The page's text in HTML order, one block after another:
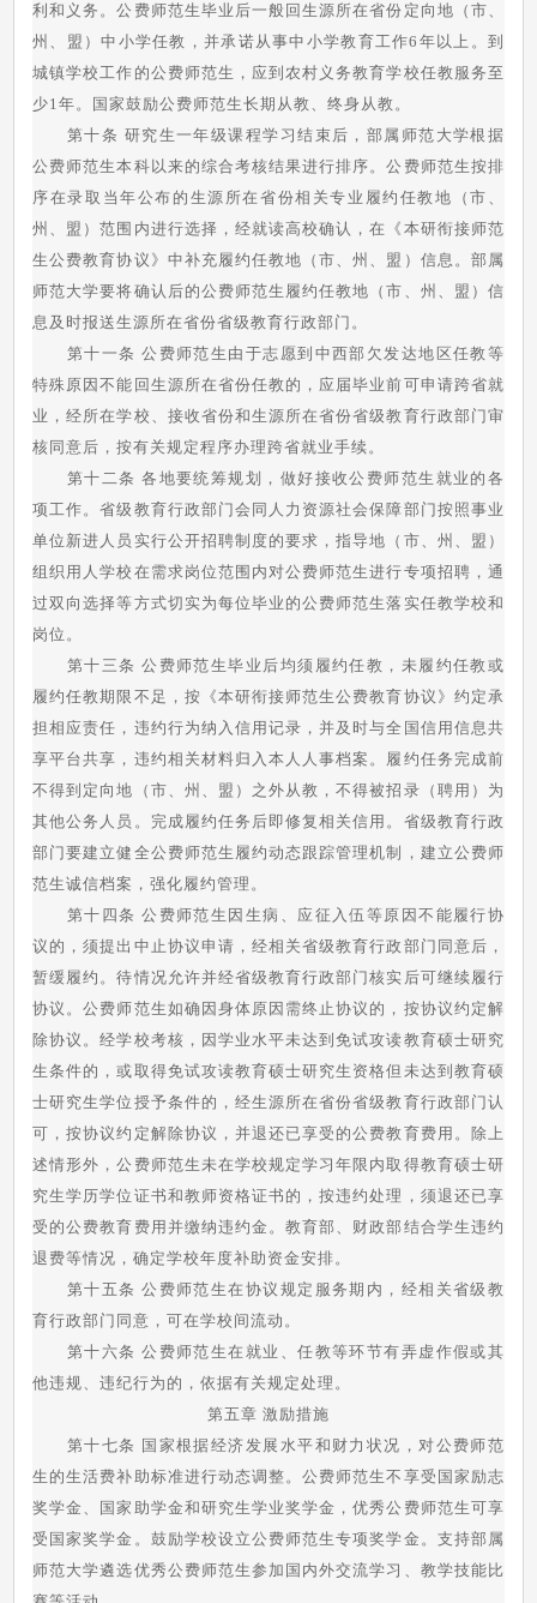
利和义务。公费师范生毕业后一般回生源所在省份定向地（市、
州、盟）中小学任教，并承诺从事中小学教育工作6年以上。到
城镇学校工作的公费师范生，应到农村义务教育学校任教服务至
少1年。国家鼓励公费师范生长期从教、终身从教。
第十条 研究生一年级课程学习结束后，部属师范大学根据
公费师范生本科以来的综合考核结果进行排序。公费师范生按排
序在录取当年公布的生源所在省份相关专业履约任教地（市、
州、盟）范围内进行选择，经就读高校确认，在《本研衔接师范
生公费教育协议》中补充履约任教地（市、州、盟）信息。部属
师范大学要将确认后的公费师范生履约任教地（市、州、盟）信
息及时报送生源所在省份省级教育行政部门。
第十一条 公费师范生由于志愿到中西部欠发达地区任教等
特殊原因不能回生源所在省份任教的，应届毕业前可申请跨省就
业，经所在学校、接收省份和生源所在省份省级教育行政部门审
核同意后，按有关规定程序办理跨省就业手续。
第十二条 各地要统筹规划，做好接收公费师范生就业的各
项工作。省级教育行政部门会同人力资源社会保障部门按照事业
单位新进人员实行公开招聘制度的要求，指导地（市、州、盟）
组织用人学校在需求岗位范围内对公费师范生进行专项招聘，通
过双向选择等方式切实为每位毕业的公费师范生落实任教学校和
岗位。
第十三条 公费师范生毕业后均须履约任教，未履约任教或
履约任教期限不足，按《本研衔接师范生公费教育协议》约定承
担相应责任，违约行为纳入信用记录，并及时与全国信用信息共
享平台共享，违约相关材料归入本人人事档案。履约任务完成前
不得到定向地（市、州、盟）之外从教，不得被招录（聘用）为
其他公务人员。完成履约任务后即修复相关信用。省级教育行政
部门要建立健全公费师范生履约动态跟踪管理机制，建立公费师
范生诚信档案，强化履约管理。
第十四条 公费师范生因生病、应征入伍等原因不能履行协
议的，须提出中止协议申请，经相关省级教育行政部门同意后，
暂缓履约。待情况允许并经省级教育行政部门核实后可继续履行
协议。公费师范生如确因身体原因需终止协议的，按协议约定解
除协议。经学校考核，因学业水平未达到免试攻读教育硕士研究
生条件的，或取得免试攻读教育硕士研究生资格但未达到教育硕
士研究生学位授予条件的，经生源所在省份省级教育行政部门认
可，按协议约定解除协议，并退还已享受的公费教育费用。除上
述情形外，公费师范生未在学校规定学习年限内取得教育硕士研
究生学历学位证书和教师资格证书的，按违约处理，须退还已享
受的公费教育费用并缴纳违约金。教育部、财政部结合学生违约
退费等情况，确定学校年度补助资金安排。
第十五条 公费师范生在协议规定服务期内，经相关省级教
育行政部门同意，可在学校间流动。
第十六条 公费师范生在就业、任教等环节有弄虚作假或其
他违规、违纪行为的，依据有关规定处理。
第五章 激励措施
第十七条 国家根据经济发展水平和财力状况，对公费师范
生的生活费补助标准进行动态调整。公费师范生不享受国家励志
奖学金、国家助学金和研究生学业奖学金，优秀公费师范生可享
受国家奖学金。鼓励学校设立公费师范生专项奖学金。支持部属
师范大学遴选优秀公费师范生参加国内外交流学习、教学技能比